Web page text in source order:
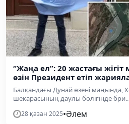
“Жаңа ел”: 20 жастағы
өзін Президент етіп
Балқандағы Дунай өзені маңында,
шекарасының даулы бөлігінде
28 қазан 2025•Әлем